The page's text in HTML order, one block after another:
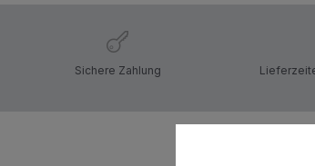
Sichere Zahlung